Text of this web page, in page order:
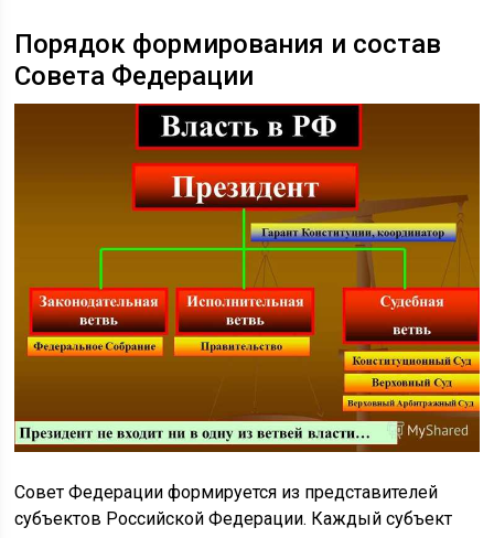
Порядок формирования и состав
Совета Федерации
Совет Федерации формируется из представителей
субъектов Российской Федерации. Каждый субъект